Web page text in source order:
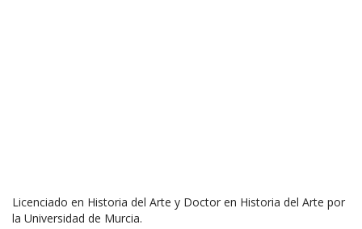
Licenciado en Historia del Arte y Doctor en Historia del Arte por
la Universidad de Murcia.